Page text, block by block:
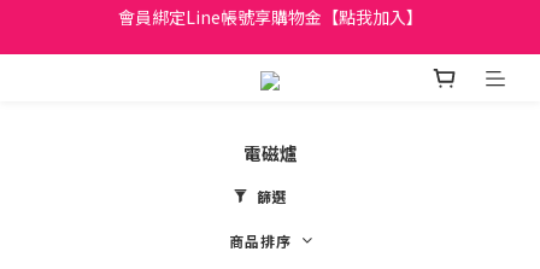
日立家電、國際牌 原廠管制價格 私訊優惠價
全館滿299元免運
電磁爐
篩選
商品排序